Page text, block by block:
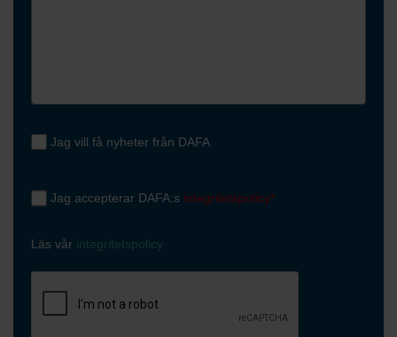
Jag vill få nyheter från DAFA
Jag accepterar DAFA:s integritetspolicy*
Läs vår integritetspolicy